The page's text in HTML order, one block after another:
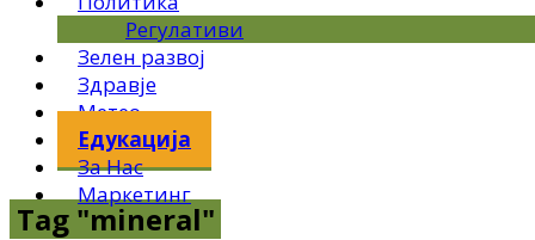
Регулативи
Зелен развој
Здравје
Метео
Едукација
За Нас
Маркетинг
Tag "mineral"